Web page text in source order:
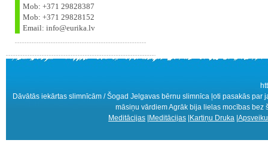
Mob: +371 29828387
Mob: +371 29828152
Email: info@eurika.lv
Dāvātās iekārtas slimnīcām / Šogad Jelgavas bērnu slimnīca ļoti pasakās
māsiņu vārdiem Agrāk bija lielas mocības
Meditācijas Meditācijas Kartiņu Druka